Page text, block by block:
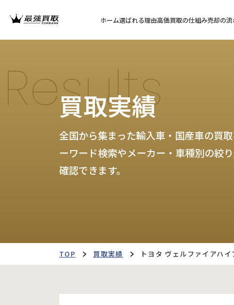
ホーム選ばれる理由高価買取の仕組み売却の流
Results
買取実績
全国から集まった輸入車・国産車の買
ーワード検索やメーカー・車種別の絞
確認できます。
TOP 買取実績 トヨタ ヴェルファイアハイ